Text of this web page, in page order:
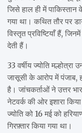
जिसे हाल ही में
गया था। कथित तौर पर
विस्तृत प्रविष्टियाँ हैं,
देती हैं।
33 वर्षीय ज्योति मल्होत्रा
जासूसी के आरोप में पंजाब,
है। जांचकर्ताओं ने उत्तर
नेटवर्क की ओर इशारा
ज्योति को 16 मई को
गिरफ़्तार किया गया था।